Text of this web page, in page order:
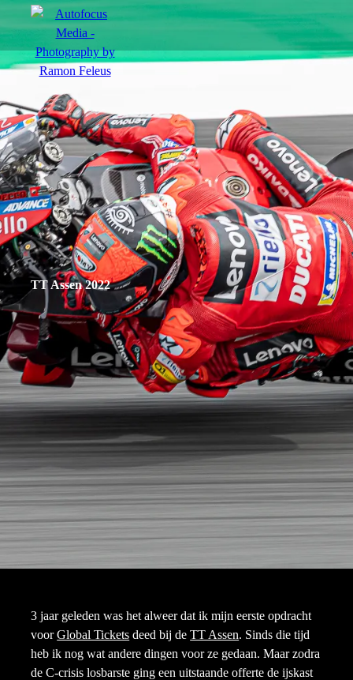
menu
Actie
Portretten
Sfeer
nl
TT Assen 2022
3 jaar geleden was het alweer dat ik mijn eerste opdracht
voorGlobal Tickets deed bij deTT Assen. Sinds die tijd
heb ik nog wat andere dingen voor ze gedaan. Maar zodra
de C-crisis losbarste ging een uitstaande offerte de ijskast